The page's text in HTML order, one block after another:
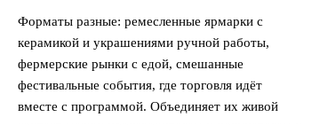
Форматы разные: ремесленные ярмарки с
керамикой и украшениями ручной работы,
фермерские рынки с едой, смешанные
фестивальные события, где торговля идёт
вместе с программой. Объединяет их живой